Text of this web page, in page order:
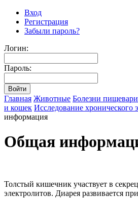
Вход
Регистрация
Забыли пароль?
Логин:
Пароль:
Главная Животные Болезни
и кошек Исследование хронического
информация
Общая
Толстый кишечник участвует в
электролитов. Диарея развивается